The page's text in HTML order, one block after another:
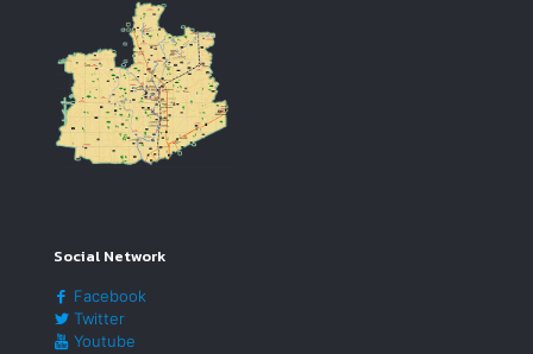
Social Network
Facebook
Twitter
Youtube